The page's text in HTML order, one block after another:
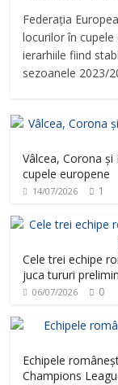
Federația
locurilor în
ierarhiile fiind
sezoanele 2023/
Vâlcea, Corona
cupele europene
14/07/2026 1
Cele trei echipe
juca tururi
06/07/2026 0
Echipele
Champions